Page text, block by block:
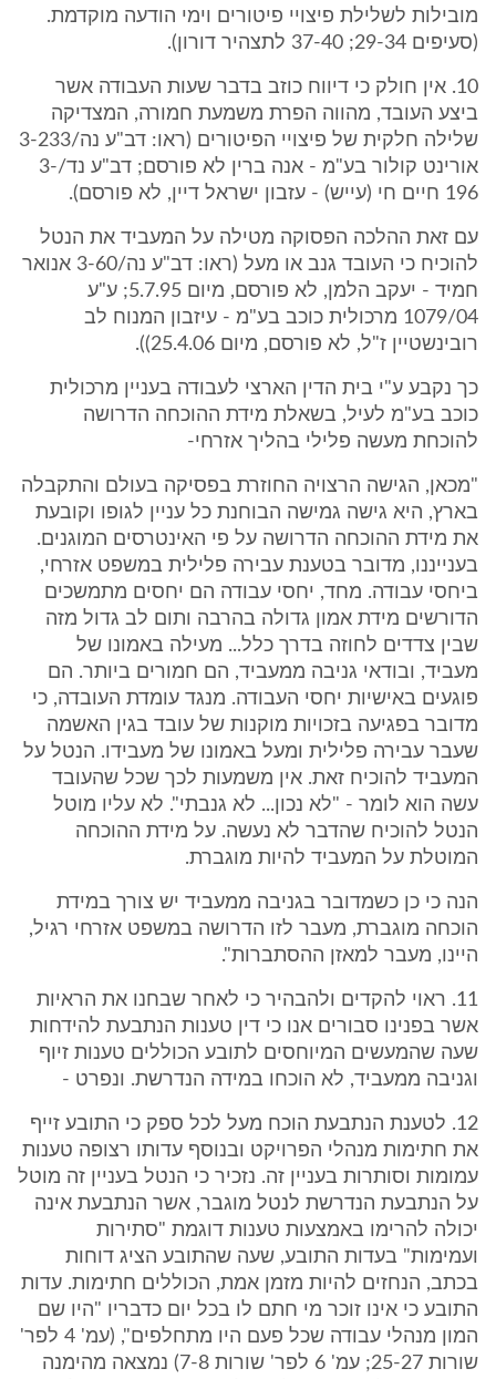
מובילות לשלילת פיצויי פיטורים וימי הודעה מוקדמת.
(סעיפים 29-34; 37-40 לתצהיר דורון).
10. אין חולק כי דיווח כוזב בדבר שעות העבודה אשר
ביצע העובד, מהווה הפרת משמעת חמורה, המצדיקה
שלילה חלקית של פיצויי הפיטורים (ראו: דב"ע נה/3-233
אורינט קולור בע"מ - אנה ברין לא פורסם; דב"ע נד/3-
196 חיים חי (עייש) - עזבון ישראל דיין, לא פורסם).
עם זאת ההלכה הפסוקה מטילה על המעביד את הנטל
להוכיח כי העובד גנב או מעל (ראו: דב"ע נה/3-60 אנואר
חמיד - יעקב הלמן, לא פורסם, מיום 5.7.95; ע"ע
1079/04 מרכולית כוכב בע"מ - עיזבון המנוח לב
רובינשטיין ז"ל, לא פורסם, מיום 25.4.06)).
כך נקבע ע"י בית הדין הארצי לעבודה בעניין מרכולית
כוכב בע"מ לעיל, בשאלת מידת ההוכחה הדרושה
להוכחת מעשה פלילי בהליך אזרחי-
"מכאן, הגישה הרצויה החוזרת בפסיקה בעולם והתקבלה
בארץ, היא גישה גמישה הבוחנת כל עניין לגופו וקובעת
את מידת ההוכחה הדרושה על פי האינטרסים המוגנים.
בענייננו, מדובר בטענת עבירה פלילית במשפט אזרחי,
ביחסי עבודה. מחד, יחסי עבודה הם יחסים מתמשכים
הדורשים מידת אמון גדולה בהרבה ותום לב גדול מזה
שבין צדדים לחוזה בדרך כלל... מעילה באמונו של
מעביד, ובודאי גניבה ממעביד, הם חמורים ביותר. הם
פוגעים באישיות יחסי העבודה. מנגד עומדת העובדה, כי
מדובר בפגיעה בזכויות מוקנות של עובד בגין האשמה
שעבר עבירה פלילית ומעל באמונו של מעבידו. הנטל על
המעביד להוכיח זאת. אין משמעות לכך שכל שהעובד
עשה הוא לומר - "לא נכון... לא גנבתי". לא עליו מוטל
הנטל להוכיח שהדבר לא נעשה. על מידת ההוכחה
המוטלת על המעביד להיות מוגברת.
הנה כי כן כשמדובר בגניבה ממעביד יש צורך במידת
הוכחה מוגברת, מעבר לזו הדרושה במשפט אזרחי רגיל,
היינו, מעבר למאזן ההסתברות".
11. ראוי להקדים ולהבהיר כי לאחר שבחנו את הראיות
אשר בפנינו סבורים אנו כי דין טענות הנתבעת להידחות
שעה שהמעשים המיוחסים לתובע הכוללים טענות זיוף
וגניבה ממעביד, לא הוכחו במידה הנדרשת. ונפרט -
12. לטענת הנתבעת הוכח מעל לכל ספק כי התובע זייף
את חתימות מנהלי הפרויקט ובנוסף עדותו רצופה טענות
עמומות וסותרות בעניין זה. נזכיר כי הנטל בעניין זה מוטל
על הנתבעת הנדרשת לנטל מוגבר, אשר הנתבעת אינה
יכולה להרימו באמצעות טענות דוגמת "סתירות
ועמימות" בעדות התובע, שעה שהתובע הציג דוחות
בכתב, הנחזים להיות מזמן אמת, הכוללים חתימות. עדות
התובע כי אינו זוכר מי חתם לו בכל יום כדבריו "היו שם
המון מנהלי עבודה שכל פעם היו מתחלפים", (עמ' 4 לפר'
שורות 25-27; עמ' 6 לפר' שורות 7-8) נמצאה מהימנה